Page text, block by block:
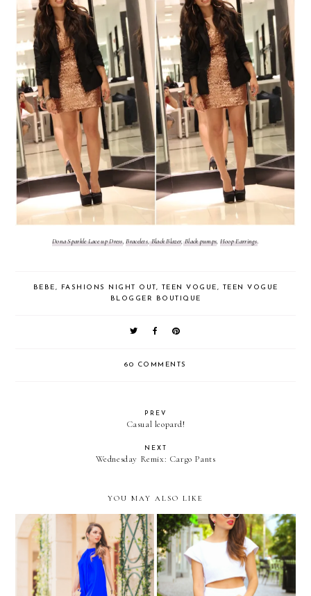
Dona Sparkle Lace up Dress,Bracelets,Black Blazer,Black pumps, Hoop Earrings.
BEBE, FASHIONS NIGHT OUT, TEEN VOGUE, TEEN VOGUE
BLOGGER BOUTIQUE
60 COMMENTS
PREV
Casual leopard!
NEXT
Wednesday Remix: Cargo Pants
YOU MAY ALSO LIKE
Le bleu royal... WHITE & PINK...